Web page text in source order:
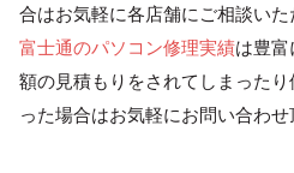
合はお気軽に各店舗にご相談いた
富士通のパソコン修理実績は豊
額の見積もりをされてしまった
った場合はお気軽にお問い合わせ